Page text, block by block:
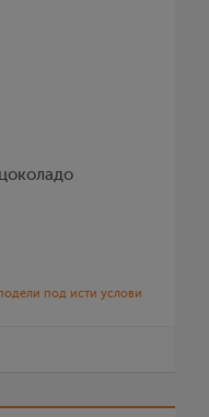
под исти услови